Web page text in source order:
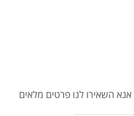
אנא השאירו לנו פרטים מלאים